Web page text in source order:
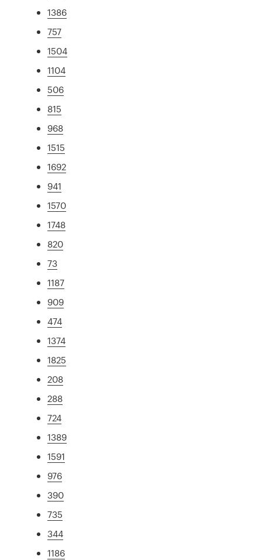
1386
757
1504
1104
506
815
968
1515
1692
941
1570
1748
820
73
1187
909
474
1374
1825
208
288
724
1389
1591
976
390
735
344
1186